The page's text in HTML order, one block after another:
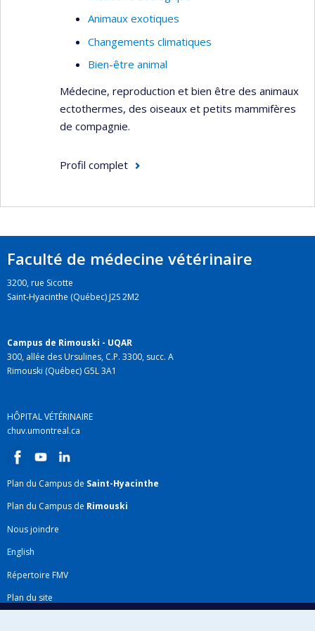
Animaux exotiques
Changements climatiques
Bien-être animal
Médecine, reproduction et bien être des animaux
ectothermes, des oiseaux et petits mammifères
de compagnie.
Profil complet
Faculté de médecine vétérinaire
3200, rue Sicotte
Saint-Hyacinthe (Québec) J2S 2M2
Campus de Rimouski - UQAR
300, allée des Ursulines, C.P. 3300, succ. A
Rimouski (Québec) G5L 3A1
HÔPITAL VÉTÉRINAIRE
chuv.umontreal.ca
Plan du Campus de Saint-Hyacinthe
Plan du Campus de Rimouski
Nous joindre
English
Répertoire FMV
Plan du site